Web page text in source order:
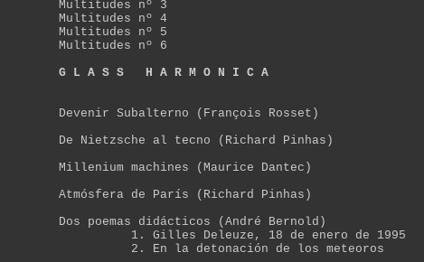
Multitudes nº 3
Multitudes nº 4
Multitudes nº 5
Multitudes nº 6
G L A S S H A R M O N I C A
Devenir Subalterno (François Rosset)
De Nietzsche al tecno (Richard Pinhas)
Millenium machines (Maurice Dantec)
Atmósfera de París (Richard Pinhas)
Dos poemas didácticos (André Bernold)
1. Gilles Deleuze , 18 de enero de 1995
2. En la detonación de los meteoros